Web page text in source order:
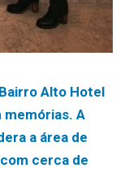
Alto Hotel
A
a área de
cerca de